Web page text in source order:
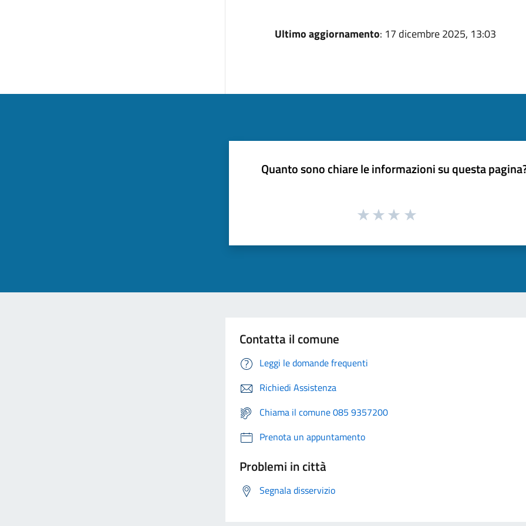
Ultimo aggiornamento: 17 dicembre 2025, 13:03
Quanto sono chiare le informazioni su questa
Contatta il comune
Leggi le domande frequenti
Richiedi Assistenza
Chiama il comune 085 9357200
Prenota un appuntamento
Problemi in città
Segnala disservizio